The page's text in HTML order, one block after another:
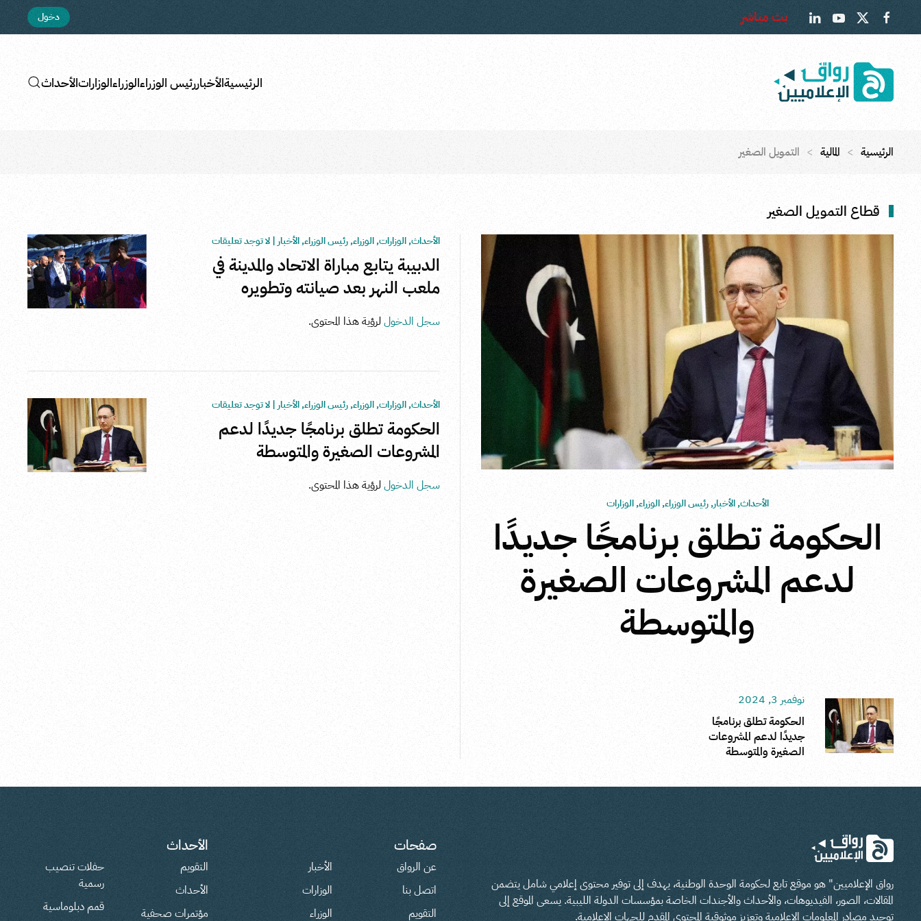
Skip to main content
بث مباشر دخول
الرئيسيةالأخباررئيس الوزراءالوزراءالوزاراتالأحداث
الرئيسية المالية التمويل الصغير
قطاع التمويل الصغير
الأحداث,الأخبار,رئيس الوزراء,الوزراء,الوزارات
الحكومة تطلق برنامجًا جديدًا
لدعم المشروعات الصغيرة
والمتوسطة
نوفمبر 3, 2024
الحكومة تطلق برنامجًا
جديدًا لدعم المشروعات
الصغيرة والمتوسطة
الأحداث,الوزارات,الوزراء,رئيس الوزراء,الأخبار |لا توجد تعليقات
صيانته
الدبيبة يتابع مباراة الاتحاد والمدينة في
ملعب النهر بعد صيانته وتطويره
سجل الدخوللرؤية هذا المحتوى.
الأحداث,الوزارات,الوزراء,رئيس الوزراء,الأخبار |لا توجد تعليقات
الحكومة تطلق برنامجًا جديدًا لدعم
المشروعات الصغيرة والمتوسطة
سجل الدخوللرؤية هذا المحتوى.
رواق الإعلاميين" هو موقع تابع لحكومة الوحدة الوطنية، يهدف إلى توفير محتوى إعلامي شامل يتضمن
المقالات، الصور، الفيديوهات، والأحداث والأجندات الخاصة بمؤسسات الدولة الليبية. يسعى الموقع إلى
توحيد مصادر المعلومات الإعلامية وتعزيز موثوقية المحتوى المقدم للجهات الإعلامية.
صفحات
عن الرواق
اتصل بنا
التقويم
الأخبار
الوزارات
الوزراء
الأحداث
التقويم
الأحداث
مؤتمرات صحفية
حفلات تنصيب
رسمية
قمم دبلوماسية